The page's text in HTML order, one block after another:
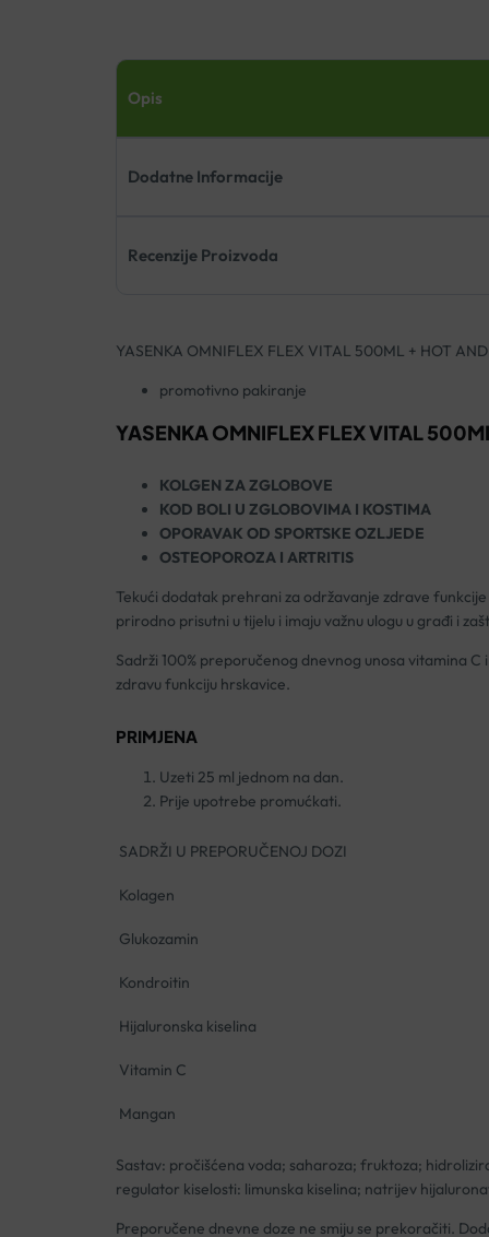
Opis
Dodatne Informacije
Recenzije Proizvoda
YASENKA OMNIFLEX FLEX VITAL 500ML + HOT
promotivno pakiranje
YASENKA OMNIFLEX FLEX VITAL
KOLGEN ZA ZGLOBOVE
KOD BOLI U ZGLOBOVIMA I KOSTIMA
OPORAVAK OD SPORTSKE OZLJEDE
OSTEOPOROZA I ARTRITIS
Tekući dodatak prehrani za održavanje zdrave
prirodno prisutni u tijelu i imaju važnu ulogu u građi i
Sadrži 100% preporučenog dnevnog unosa vitamina
zdravu funkciju hrskavice.
PRIMJENA
Uzeti 25 ml jednom na dan.
Prije upotrebe promućkati.
SADRŽI U PREPORUČENOJ DOZI
Kolagen
Glukozamin
Kondroitin
Hijaluronska kiselina
Vitamin C
Mangan
Sastav: pročišćena voda; saharoza; fruktoza;
regulator kiselosti: limunska kiselina; natrijev
Preporučene dnevne doze ne smiju se prekoračiti.